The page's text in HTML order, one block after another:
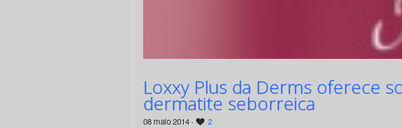
Loxxy Plus da Derms oferece
dermatite seborreica
08 maio 2014 · 2